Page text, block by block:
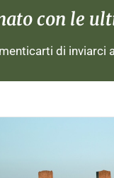
con le
di inviarci